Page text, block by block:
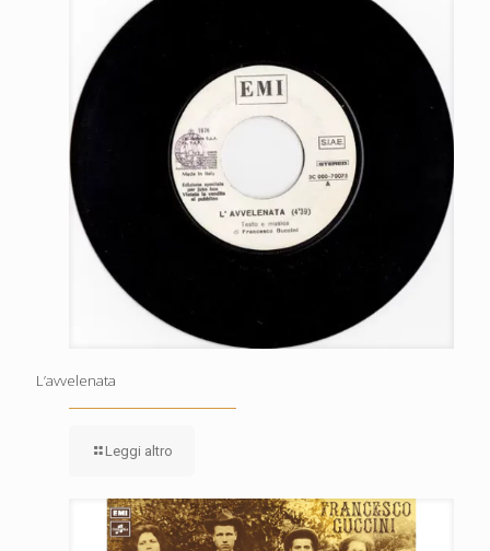
L’avvelenata
Leggi altro